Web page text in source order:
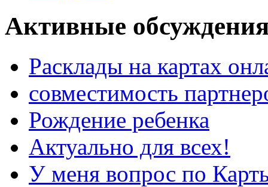
Активные
Расклады на картах
совместимость
Рождение ребенка
Актуально для всех!
У меня вопрос по